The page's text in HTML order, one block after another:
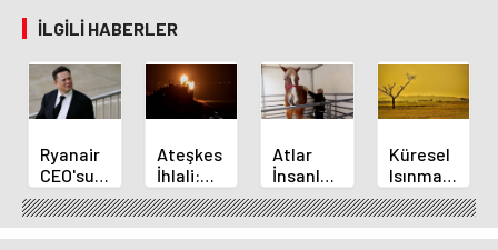
İLGILI HABERLER
Ryanair
CEO'sundan
Elon
Musk'a
Meydan
Ateşkes
İhlali:
İsrail
Gazze'yi
Bombalamaya
Atlar
İnsanların
Korkusunu
Mu
Hissediyor?
Küresel
Isınmada
Kritik
Eşik:
2025 En